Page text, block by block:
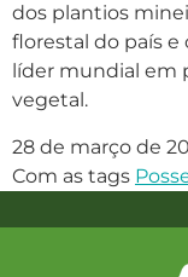
dos plantios
florestal do país
líder mundial em
vegetal.
28 de março de
Com as tags